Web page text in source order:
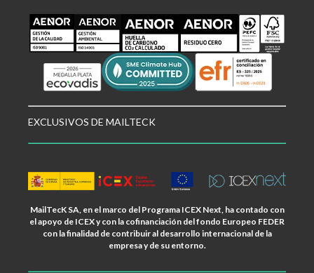
EXCLUSIVOS DE MAILTECK
MailTecK SA, en el marco del Programa ICEX Next, ha contado con
el apoyo de ICEX y con la cofinanciación del fondo Europeo FEDER
con la finalidad de contribuir al desarrollo internacional de la
empresa y de su entorno.